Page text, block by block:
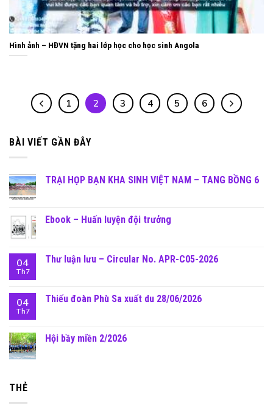
Hình ảnh – HĐVN tặng hai lớp học cho học sinh Angola
1 2 3 4 5 6
BÀI VIẾT GẦN ĐÂY
TRẠI HỌP BẠN KHA SINH VIỆT NAM – TANG BỒNG 6
Ebook – Huấn luyện đội trưởng
04
Th7
Thư luận lưu – Circular No. APR-C05-2026
04
Th7
Thiếu đoàn Phù Sa xuất du 28/06/2026
Hội bầy miền 2/2026
THẺ